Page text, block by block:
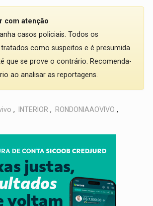
com atenção
casos policiais. Todos os
como suspeitos e é presumida
que se prove o contrário. Recomenda-
ao analisar as reportagens.
, INTERIOR , RONDONIAAOVIVO ,